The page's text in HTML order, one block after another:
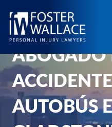
Lesiones Personales De Gladstone
ABOGADO
AUTOBÚS